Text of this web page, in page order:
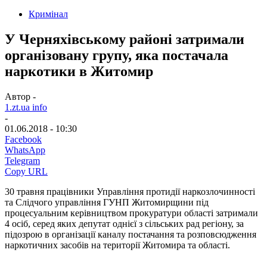
Кримінал
У Черняхівському районі затримали
організовану групу, яка постачала
наркотики в Житомир
Автор -
1.zt.ua info
-
01.06.2018 - 10:30
Facebook
WhatsApp
Telegram
Copy URL
30 травня працівники Управління протидії наркозлочинності
та Слідчого управління ГУНП Житомирщини під
процесуальним керівництвом прокуратури області затримали
4 осіб, серед яких депутат однієї з сільських рад регіону, за
підозрою в організації каналу постачання та розповсюдження
наркотичних засобів на території Житомира та області.